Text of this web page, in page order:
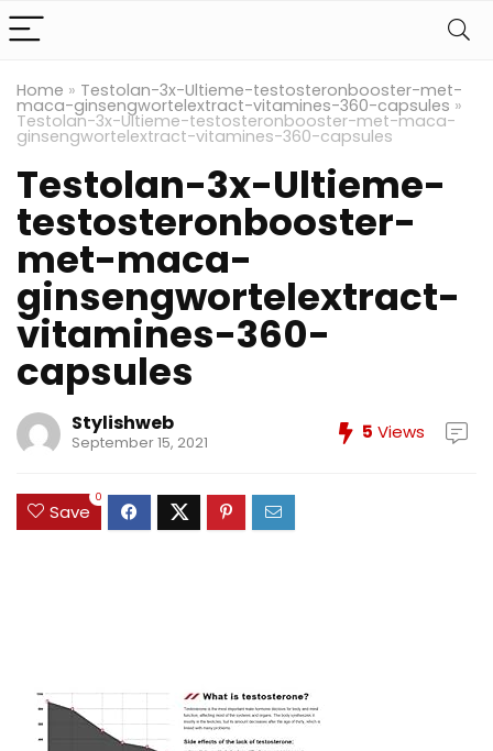
Home » Testolan-3x-Ultieme-testosteronbooster-met-
maca-ginsengwortelextract-vitamines-360-capsules »
Testolan-3x-Ultieme-testosteronbooster-met-maca-
ginsengwortelextract-vitamines-360-capsules
Testolan-3x-Ultieme-
testosteronbooster-
met-maca-
ginsengwortelextract-
vitamines-360-
capsules
Stylishweb
September 15, 2021 5 Views
Save
0